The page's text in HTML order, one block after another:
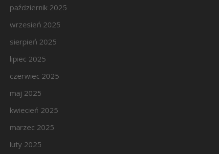
październik 2025
wrzesień 2025
sierpień 2025
lipiec 2025
czerwiec 2025
maj 2025
kwiecień 2025
marzec 2025
luty 2025